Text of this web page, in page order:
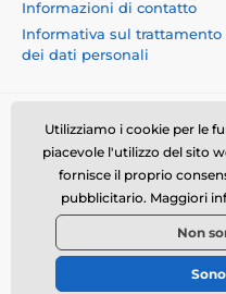
Informazioni di contatto
Informativa sul trattamento
dei dati personali
Momanio s.r.o.,
republic, VAT:
© 2026 www.momanio.it ⦁
Utilizziamo i cookie per le
piacevole l'utilizzo del sito
fornisce il proprio
pubblicitario. Maggiori
Non